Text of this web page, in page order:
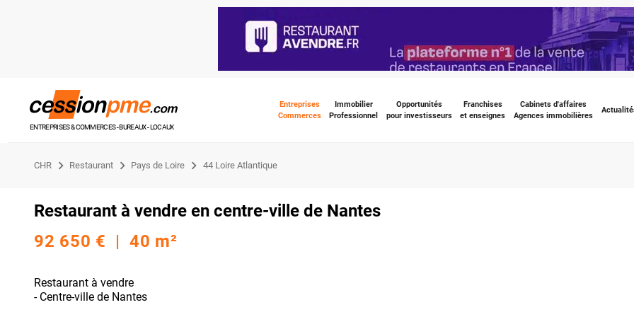
ENTREPRISES & COMMERCES - BUREAUX - LOCAUX
Entreprises
Commerces
Immobilier
Professionnel
Opportunités
pour investisseurs
Franchises
et enseignes
Cabinets d'affaires
Agences immobilières
CHR Restaurant Pays de Loire 44 Loire Atlantique
Restaurant à vendre en centre-ville de Nantes
92 650 € | 40 m²
Restaurant à vendre
- Centre-ville de Nantes